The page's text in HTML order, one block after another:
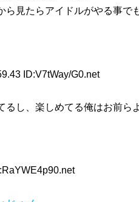
ら見たらアイドルがやる事で
ID:V7tWay/G0.net
るし、楽しめてる俺はお前ら